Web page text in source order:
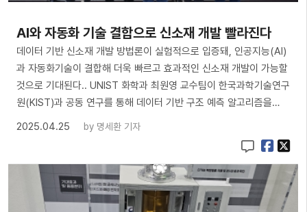
AI와 자동화 기술 결합으로 신소재 개발 빨라진다
데이터 기반 신소재 개발 방법론이 실험적으로 입증돼, 인공지능(AI)
과 자동화기술이 결합해 더욱 빠르고 효과적인 신소재 개발이 가능할
것으로 기대된다.. UNIST 화학과 최원영 교수팀이 한국과학기술연구
원(KIST)과 공동 연구를 통해 데이터 기반 구조 예측 알고리즘을…
2025.04.25
by 명세환 기자